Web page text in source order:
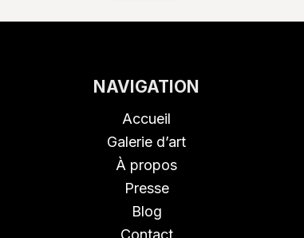
NAVIGATION
Accueil
Galerie d’art
À propos
Presse
Blog